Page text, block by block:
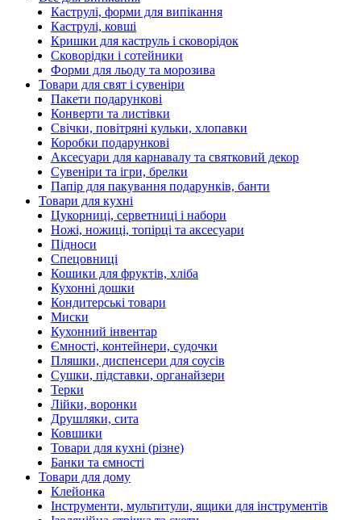
Каструлі, форми для випікання
Каструлі, ковші
Кришки для каструль і сковорідок
Сковорідки і сотейники
Форми для льоду та морозива
Товари для свят і сувеніри
Пакети подарункові
Конверти та листівки
Свічки, повітряні кульки, хлопавки
Коробки подарункові
Аксесуари для карнавалу та святковий декор
Сувеніри та ігри, брелки
Папір для пакування подарунків, банти
Товари для кухні
Цукорниці, серветниці і набори
Ножі, ножиці, топірці та аксесуари
Підноси
Спецовниці
Кошики для фруктів, хліба
Кухонні дошки
Кондитерські товари
Миски
Кухонний інвентар
Ємності, контейнери, судочки
Пляшки, диспенсери для соусів
Сушки, підставки, органайзери
Терки
Лійки, воронки
Друшляки, сита
Ковшики
Товари для кухні (різне)
Банки та ємності
Товари для дому
Клейонка
Інструменти, мультитули, ящики для інструментів